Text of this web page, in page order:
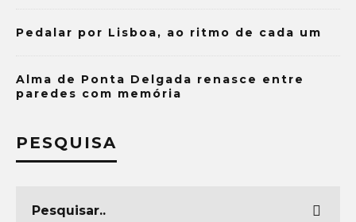
Pedalar por Lisboa, ao ritmo de cada um
Alma de Ponta Delgada renasce entre
paredes com memória
PESQUISA